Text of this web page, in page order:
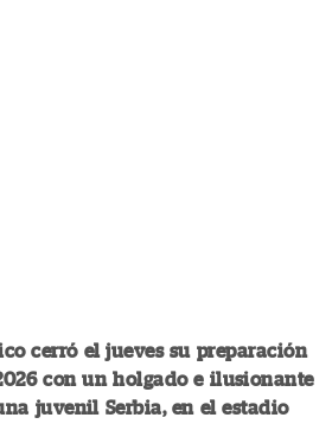
cerró el jueves su preparación
con un holgado e ilusionante
juvenil Serbia, en el estadio